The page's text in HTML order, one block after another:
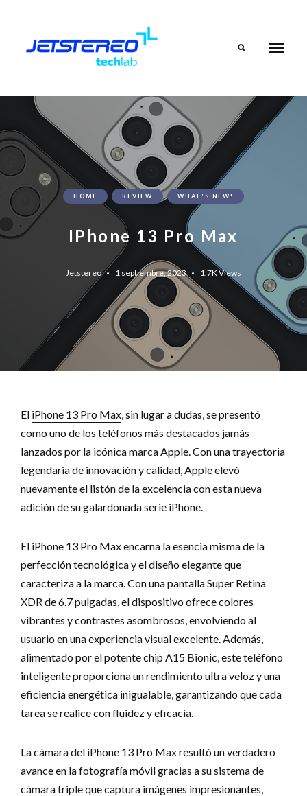
HOME REVIEW WHAT'S NEW!
IPhone 13 Pro Max
Jetstereo 1 septiembre, 2023 1.7KViews
El iPhone 13 Pro Max, sin lugar a dudas, se presentó
como uno de los teléfonos más destacados jamás
lanzados por la icónica marca Apple. Con una trayectoria
legendaria de innovación y calidad, Apple elevó
nuevamente el listón de la excelencia con esta nueva
adición de su galardonada serie iPhone.
El iPhone 13 Pro Maxencarna la esencia misma de la
perfección tecnológica y el diseño elegante que
caracteriza a la marca. Con una pantalla Super Retina
XDR de 6.7 pulgadas, el dispositivo ofrece colores
vibrantes y contrastes asombrosos, envolviendo al
usuario en una experiencia visual excelente. Además,
alimentado por el potente chip A15 Bionic, este teléfono
inteligente proporciona un rendimiento ultra veloz y una
eficiencia energética inigualable, garantizando que cada
tarea se realice con fluidez y eficacia.
La cámara del iPhone 13 Pro Maxresultó un verdadero
avance en la fotografía móvil gracias a su sistema de
cámara triple que captura imágenes impresionantes,